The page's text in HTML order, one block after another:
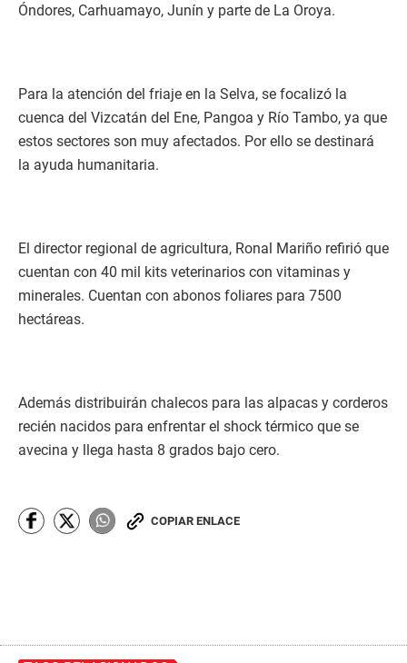
Óndores, Carhuamayo, Junín y parte de La Oroya.
Para la atención del friaje en la Selva, se focalizó la
cuenca del Vizcatán del Ene, Pangoa y Río Tambo, ya que
estos sectores son muy afectados. Por ello se destinará
la ayuda humanitaria.
El director regional de agricultura, Ronal Mariño refirió que
cuentan con 40 mil kits veterinarios con vitaminas y
minerales. Cuentan con abonos foliares para 7500
hectáreas.
Además distribuirán chalecos para las alpacas y corderos
recién nacidos para enfrentar el shock térmico que se
avecina y llega hasta 8 grados bajo cero.
COPIAR ENLACE